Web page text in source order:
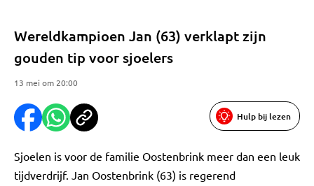
Wereldkampioen Jan (63) verklapt zijn
gouden tip voor sjoelers
13 mei om 20:00
Hulp bij lezen
Sjoelen is voor de familie Oostenbrink meer dan een leuk
tijdverdrijf. Jan Oostenbrink (63) is regerend